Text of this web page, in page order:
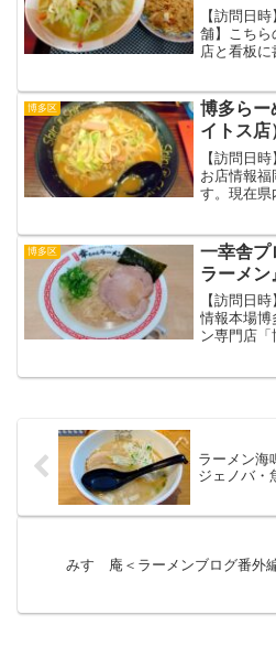
【訪問日
舗】こちら
店と看板に
ています。
なお店で...
博多区
博多ら
イトス店
【訪問日
お店情報
す。現在県
うですね。
もこ...
博多区
一幸舎プ
ラーメン
【訪問日
情報本場博
ン専門店
ラーメン海
ジェノバ・
みすゞ庵＜ラーメンブログ番外